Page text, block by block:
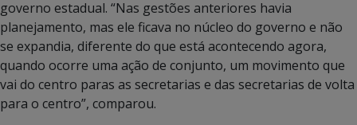
governo estadual. “Nas gestões anteriores havia
planejamento, mas ele ficava no núcleo do governo e não
se expandia, diferente do que está acontecendo agora,
quando ocorre uma ação de conjunto, um movimento que
vai do centro paras as secretarias e das secretarias de volta
para o centro”, comparou.